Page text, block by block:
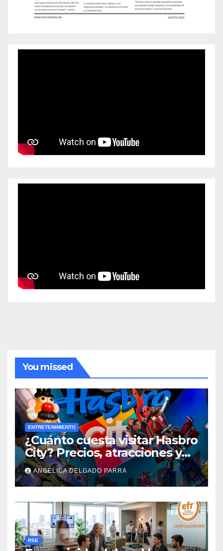
You missed
ENTRETENIMIENTO
¿Cuánto cuesta visitar Hasbro
City? Precios, atracciones y
actividades de Summer Fest
ANGÉLICA DELGADO PARRA
RSE